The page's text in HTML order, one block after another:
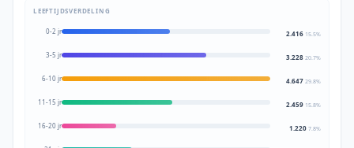
LEEFTIJDSVERDELING
0-2 jr 2.416 15.5%
3-5 jr 3.228 20.7%
6-10 jr 4.647 29.8%
11-15 jr 2.459 15.8%
16-20 jr 1.220 7.8%